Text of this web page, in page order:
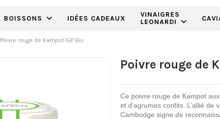
BOISSONS IDÉES CADEAUX
VINAIGRES
LEONARDI
Poivre rouge de Kampot IGP Bio
Poivre rouge de
Ce poivre rouge de Kampot
et d’agrumes confits. L’allié
Cambodge signe de